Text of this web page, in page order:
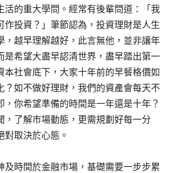
活的重大學問。經常有後輩問道：「我
作投資？」筆節認為，投資理財是人生
，越早理解越好，此言無他，並非讓年
是希望大盡早認清世界，盡早踏出第一
本社會底下，大家十年前的早餐格價如
？如不做好理財，我們的資產會每天不
，你希望準備的時間是一年還是十年？
，了解市場動態，更需規劃好每一分
對取決於心態。
及時間於金融市場，基礎需要一步步累